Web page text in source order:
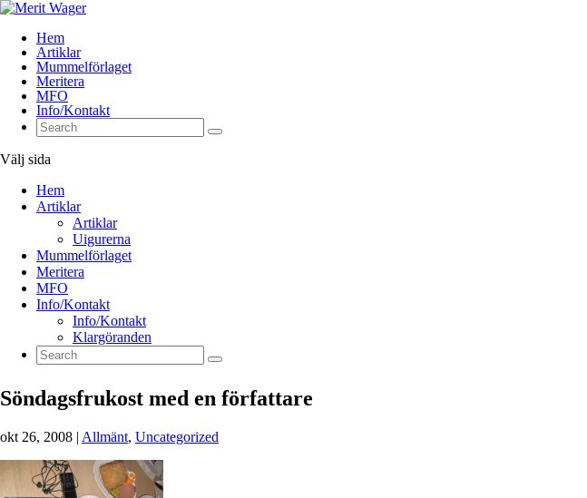
Hem
Artiklar
Mummelförlaget
Meritera
MFO
Info/Kontakt
Välj sida
Hem
Artiklar
Artiklar
Uigurerna
Mummelförlaget
Meritera
MFO
Info/Kontakt
Info/Kontakt
Klargöranden
Söndagsfrukost med en författare
okt 26, 2008 | Allmänt, Uncategorized